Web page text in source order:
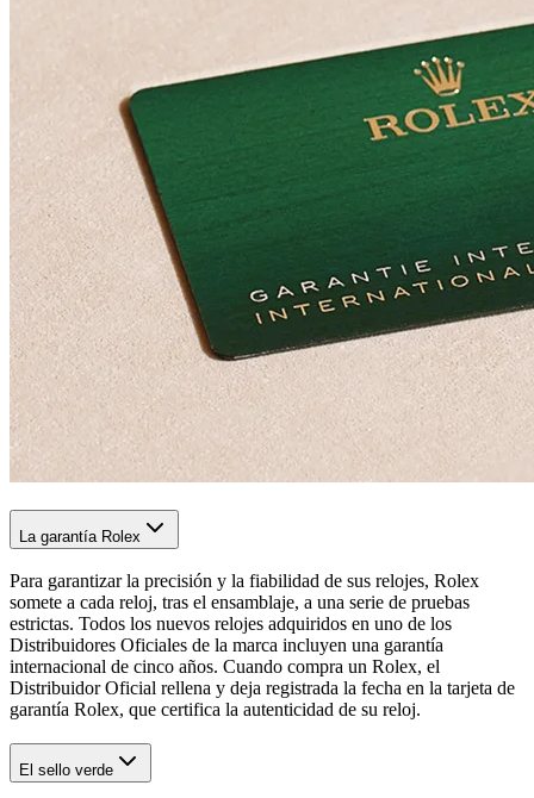
La garantía Rolex
Para garantizar la precisión y la fiabilidad de sus relojes, Rolex
somete a cada reloj, tras el ensamblaje, a una serie de pruebas
estrictas. Todos los nuevos relojes adquiridos en uno de los
Distribuidores Oficiales de la marca incluyen una garantía
internacional de cinco años. Cuando compra un Rolex, el
Distribuidor Oficial rellena y deja registrada la fecha en la tarjeta de
garantía Rolex, que certifica la autenticidad de su reloj.
El sello verde